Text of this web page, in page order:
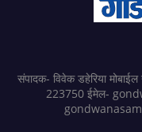
संपादक- विवेक डहेरिया
223750 ईमेल-